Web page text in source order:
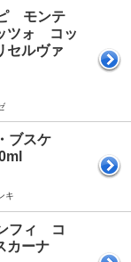
ピ モンテ
ツォ コッ
ルヴァ
ブスケ
キ
フィ コ
カーナ